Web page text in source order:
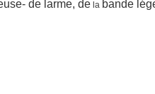
de larme, de la bande